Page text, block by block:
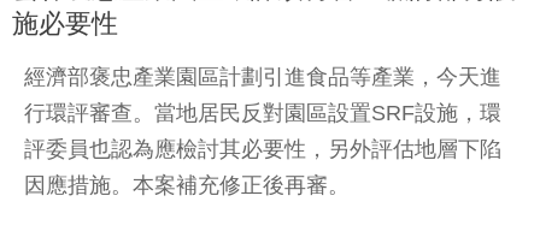
施必要性
經濟部褒忠產業園區計劃引進食品等產業，今天進
行環評審查。當地居民反對園區設置SRF設施，環
評委員也認為應檢討其必要性，另外評估地層下陷
因應措施。本案補充修正後再審。